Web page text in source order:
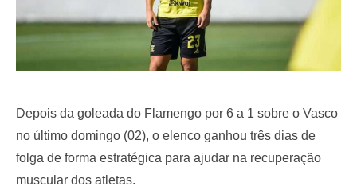
Depois da goleada do Flamengo por 6 a 1 sobre o Vasco
no último domingo (02), o elenco ganhou três dias de
folga de forma estratégica para ajudar na recuperação
muscular dos atletas.